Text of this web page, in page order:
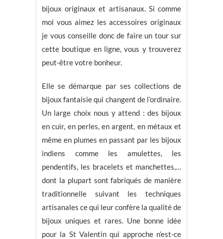
bijoux originaux et artisanaux. Si comme
moi vous aimez les accessoires originaux
je vous conseille donc de faire un tour sur
cette boutique en ligne, vous y trouverez
peut-être votre bonheur.
Elle se démarque par ses collections de
bijoux fantaisie qui changent de l’ordinaire.
Un large choix nous y attend : des bijoux
en cuir, en perles, en argent, en métaux et
même en plumes en passant par les bijoux
indiens comme les amulettes, les
pendentifs, les bracelets et manchettes,…
dont la plupart sont fabriqués de manière
traditionnelle suivant les techniques
artisanales ce qui leur confère la qualité de
bijoux uniques et rares. Une bonne idée
pour la St Valentin qui approche n’est-ce